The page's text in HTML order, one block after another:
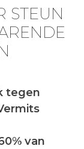
STEUN
tegen
van